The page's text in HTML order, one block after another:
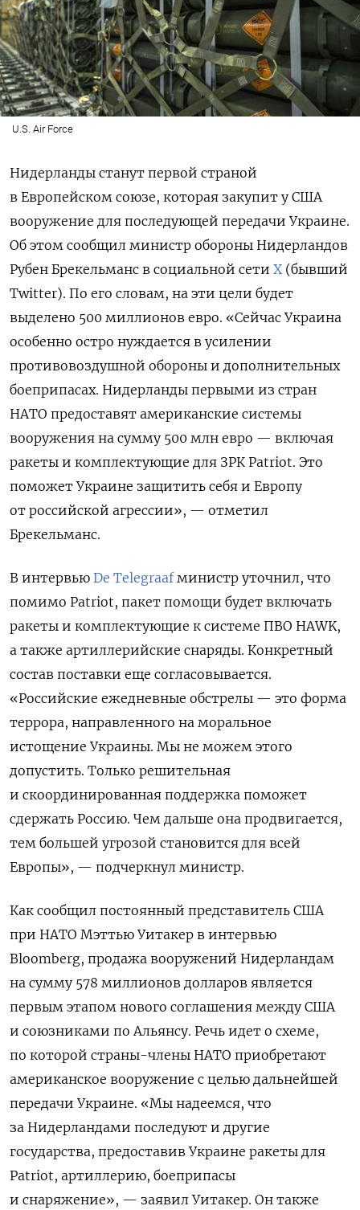
U.S. Air Force
Нидерланды станут первой страной
в Европейском союзе, которая закупит у США
вооружение для последующей передачи Украине.
Об этом сообщил министр обороны Нидерландов
Рубен Брекельманс в социальной сети X (бывший
Twitter). По его словам, на эти цели будет
выделено 500 миллионов евро. «Сейчас Украина
особенно остро нуждается в усилении
противовоздушной обороны и дополнительных
боеприпасах. Нидерланды первыми из стран
НАТО предоставят американские системы
вооружения на сумму 500 млн евро — включая
ракеты и комплектующие для ЗРК Patriot. Это
поможет Украине защитить себя и Европу
от российской агрессии», — отметил
Брекельманс.
В интервью De Telegraafминистр уточнил, что
помимо Patriot, пакет помощи будет включать
ракеты и комплектующие к системе ПВО HAWK,
а также артиллерийские снаряды. Конкретный
состав поставки еще согласовывается.
«Российские ежедневные обстрелы — это форма
террора, направленного на моральное
истощение Украины. Мы не можем этого
допустить. Только решительная
и скоординированная поддержка поможет
сдержать Россию. Чем дальше она продвигается,
тем большей угрозой становится для всей
Европы», — подчеркнул министр.
Как сообщил постоянный представитель США
при НАТО Мэттью Уитакер в интервью
Bloomberg, продажа вооружений Нидерландам
на сумму 578 миллионов долларов является
первым этапом нового соглашения между США
и союзниками по Альянсу. Речь идет о схеме,
по которой страны-члены НАТО приобретают
американское вооружение с целью дальнейшей
передачи Украине. «Мы надеемся, что
за Нидерландами последуют и другие
государства, предоставив Украине ракеты для
Patriot, артиллерию, боеприпасы
и снаряжение», — заявил Уитакер. Он также